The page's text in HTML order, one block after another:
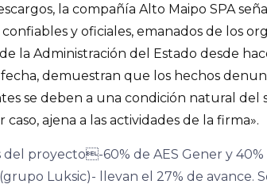
la compañía Alto Maipo SPA
y oficiales, emanados de los
la Administración del Estado desde
fecha, demuestran que los hechos
se deben a una condición natural del
ajena a las actividades de la firma».
del proyecto-60% de AES Gener y
Luksic)- llevan el 27% de avance.